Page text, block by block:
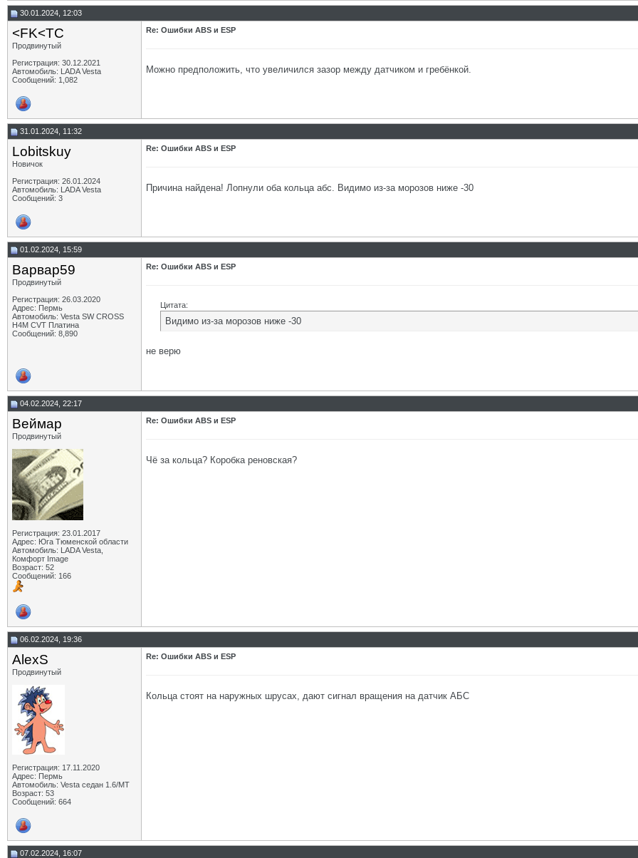
30.01.2024, 12:03
<FK<TC
Продвинутый
Регистрация: 30.12.2021
Автомобиль: LADA Vesta
Сообщений: 1,082
Re: Ошибки ABS и ESP
Можно предположить, что увеличился зазор между датчиком и гребёнкой.
31.01.2024, 11:32
Lobitskuy
Новичок
Регистрация: 26.01.2024
Автомобиль: LADA Vesta
Сообщений: 3
Re: Ошибки ABS и ESP
Причина найдена! Лопнули оба кольца абс. Видимо из-за морозов ниже -30
01.02.2024, 15:59
Варвар59
Продвинутый
Регистрация: 26.03.2020
Адрес: Пермь
Автомобиль: Vesta SW CROSS
H4M CVT Платина
Сообщений: 8,890
Re: Ошибки ABS и ESP
Цитата:
Видимо из-за морозов ниже -30
не верю
04.02.2024, 22:17
Веймар
Продвинутый
Регистрация: 23.01.2017
Адрес: Юга Тюменской области
Автомобиль: LADA Vesta,
Комфорт Image
Возраст: 52
Сообщений: 166
Re: Ошибки ABS и ESP
Чё за кольца? Коробка реновская?
06.02.2024, 19:36
AlexS
Продвинутый
Регистрация: 17.11.2020
Адрес: Пермь
Автомобиль: Vesta седан 1.6/МТ
Возраст: 53
Сообщений: 664
Re: Ошибки ABS и ESP
Кольца стоят на наружных шрусах, дают сигнал вращения на датчик АБС
07.02.2024, 16:07